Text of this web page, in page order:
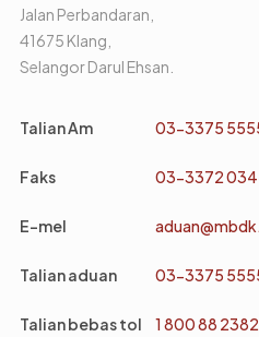
Jalan Perbandaran,
41675 Klang,
Selangor Darul Ehsan.
Talian Am 03-3375
Faks 03-3372
E-mel
Talian aduan 03-3375
Talian bebas tol 1 800 88